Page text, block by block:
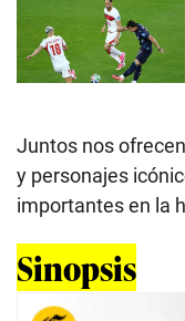
Juntos nos
y personajes
importantes en la
Sinopsis